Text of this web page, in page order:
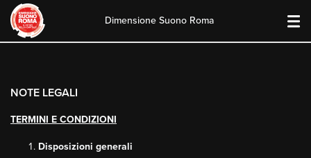
Dimensione Suono Roma
NOTE LEGALI
TERMINI E CONDIZIONI
Disposizioni generali